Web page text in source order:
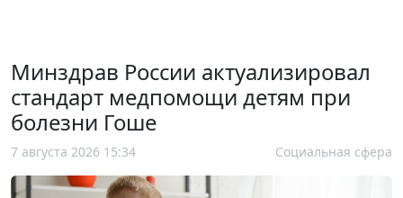
Минздрав России актуализировал
стандарт медпомощи детям при
болезни Гоше
7 августа 2026 15:34 Социальная сфера